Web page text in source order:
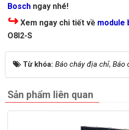
Bosch ngay nhé!
↪ Xem ngay chi tiết về module
O8I2-S
Từ khóa: Báo cháy địa chỉ, Báo
Sản phẩm liên quan